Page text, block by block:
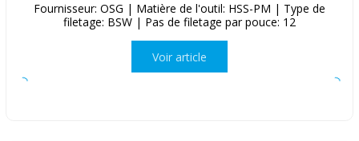
Fournisseur: OSG | Matière de l'outil: HSS-PM | Type de
filetage: BSW | Pas de filetage par pouce: 12
Voir article